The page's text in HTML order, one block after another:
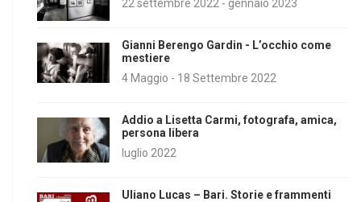
22 settembre 2022 - gennaio 2023
Gianni Berengo Gardin - L’occhio come
mestiere
4 Maggio - 18 Settembre 2022
Addio a Lisetta Carmi, fotografa, amica,
persona libera
luglio 2022
Uliano Lucas – Bari. Storie e frammenti